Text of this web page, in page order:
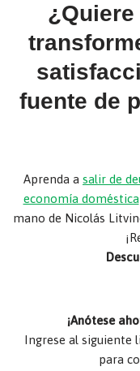
fuente de
Aprenda a salir de
economía doméstica
mano de Nicolás
¡Anótese
Ingrese al siguiente
para